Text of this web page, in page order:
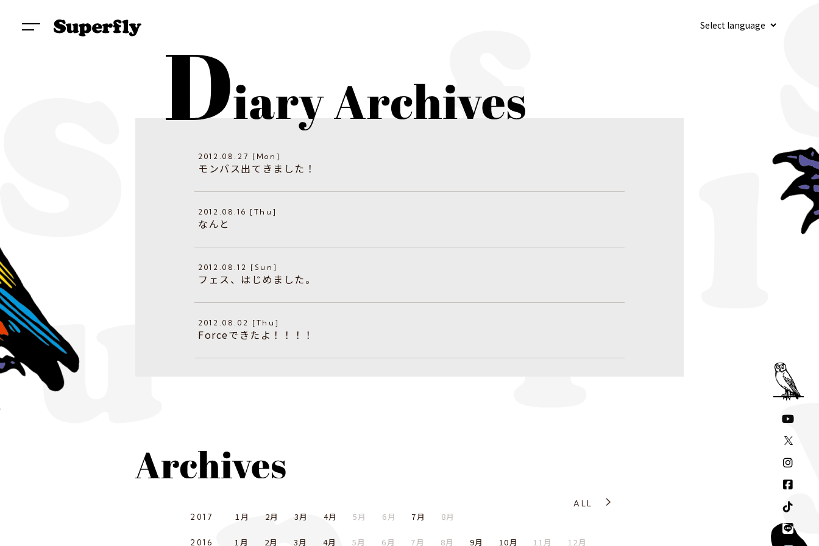
2012.08.27 [Mon]
モンバス出てきました！
2012.08.16 [Thu]
なんと
2012.08.12 [Sun]
フェス、はじめました。
2012.08.02 [Thu]
Forceできたよ！！！！
ALL
2017
1月 2月 3月 4月 5月 6月 7月 8月
2016 1月 2月 3月 4月 5月 6月 7月 8月 9月 10月 11月 12月